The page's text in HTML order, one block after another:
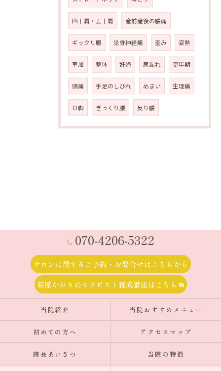
四十肩・五十肩 産前産後の腰痛
ギックリ腰 坐骨神経痛 歪み 姿勢
草加 整体 妊婦 尿漏れ 更年期
頭痛 手足のしびれ めまい 生理痛
Ｏ脚 ぎっくり腰 反り腰
070-4206-5322
サロンに関するご予約・お問合せはこちらから
萩原かおりのセラピスト養成講座はこちら
当院紹介 当院おすすめメニュー
初めての方へ アクセスマップ
院長あいさつ 当院の特徴